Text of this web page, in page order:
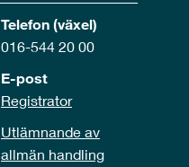
Telefon (växel)
016-544 20 00
E-post
Registrator
Utlämnande av
allmän handling